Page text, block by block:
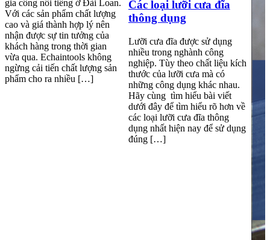
gia công nổi tiếng ở Đài Loan.
Với các sản phẩm chất lượng
cao và giá thành hợp lý nên
nhận được sự tin tưởng của
khách hàng trong thời gian
vừa qua. Echaintools không
ngừng cải tiến chất lượng sản
phẩm cho ra nhiều […]
Các loại lưỡi cưa đĩa
thông dụng
Lưỡi cưa đĩa được sử dụng
nhiều trong nghành công
nghiệp. Tùy theo chất liệu kích
thước của lưỡi cưa mà có
những công dụng khác nhau.
Hãy cùng tìm hiểu bài viết
dưới đây để tìm hiểu rõ hơn về
các loại lưỡi cưa đĩa thông
dụng nhất hiện nay để sử dụng
đúng […]